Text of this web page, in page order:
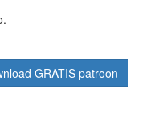
GRATIS patroon